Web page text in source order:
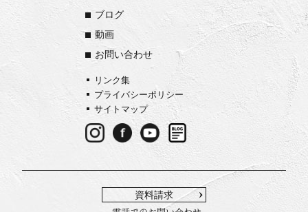
ブログ
動画
お問い合わせ
リンク集
プライバシーポリシー
サイトマップ
資料請求